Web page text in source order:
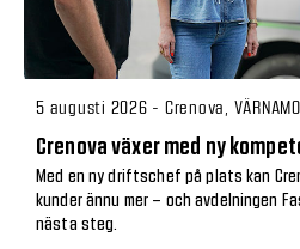
5 augusti 2026 - Crenova, VÄRNAMO
Crenova växer med ny
Med en ny driftschef på plats kan
kunder ännu mer – och avdelningen
nästa steg.